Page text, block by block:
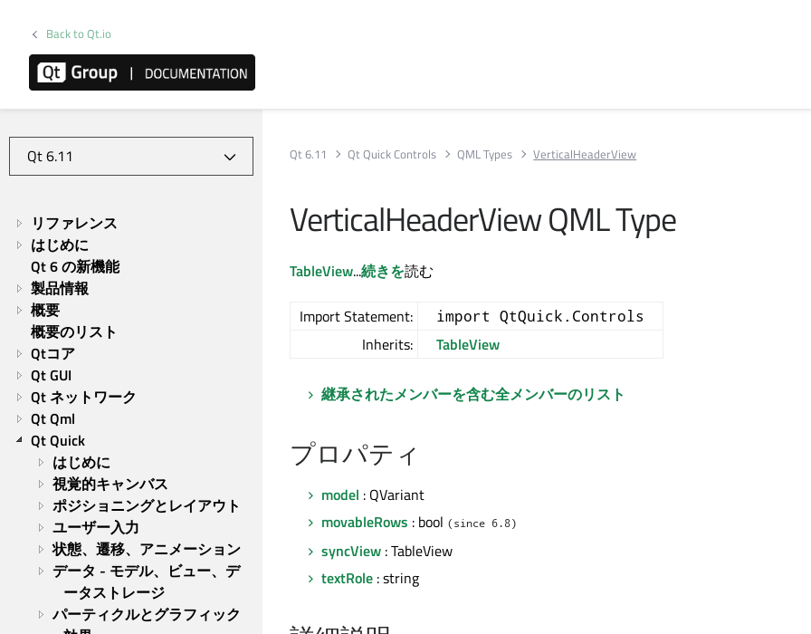
Back to Qt.io
リファレンス
はじめに
Qt 6 の新機能
製品情報
概要
概要のリスト
Qtコア
Qt GUI
Qt ネットワーク
Qt Qml
Qt Quick
はじめに
視覚的キャンバス
ポジショニングとレイアウト
ユーザー入力
状態、遷移、アニメーション
データ - モデル、ビュー、デ
ータストレージ
パーティクルとグラフィック
Qt 6.11 Qt Quick Controls QML Types VerticalHeaderView
VerticalHeaderView QML Type
TableView...続きを読む
Import Statement: import QtQuick.Controls
Inherits: TableView
継承されたメンバーを含む全メンバーのリスト
プロパティ
model : QVariant
movableRows : bool (since 6.8)
syncView : TableView
textRole : string